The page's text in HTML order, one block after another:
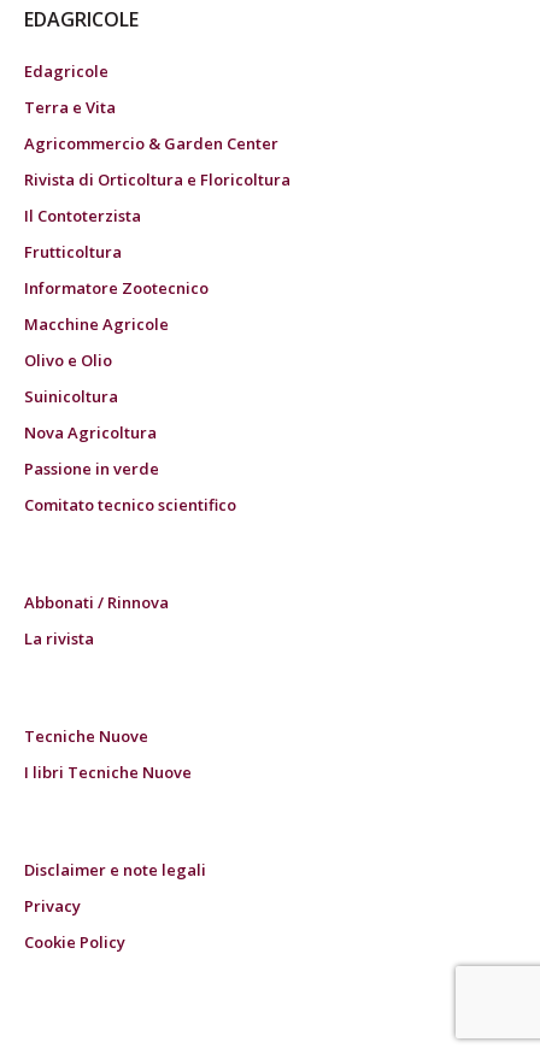
EDAGRICOLE
Edagricole
Terra e Vita
Agricommercio & Garden Center
Rivista di Orticoltura e Floricoltura
Il Contoterzista
Frutticoltura
Informatore Zootecnico
Macchine Agricole
Olivo e Olio
Suinicoltura
Nova Agricoltura
Passione in verde
Comitato tecnico scientifico
Abbonati / Rinnova
La rivista
Tecniche Nuove
I libri Tecniche Nuove
Disclaimer e note legali
Privacy
Cookie Policy